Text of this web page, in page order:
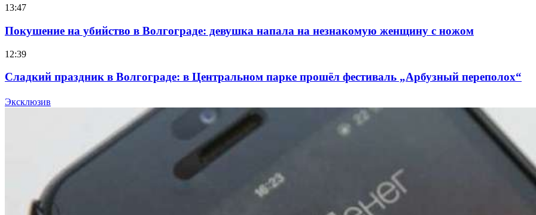
13:47
Покушение на убийство в Волгограде: девушка напала на незнакомую женщину с ножом
12:39
Сладкий праздник в Волгограде: в Центральном парке прошёл фестиваль „Арбузный переполох“
15:10
Волгоградские компании нарастили экспорт: заключены контракты на 3,6 млн долларов
Эксклюзив